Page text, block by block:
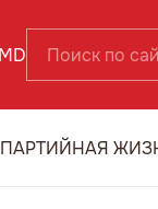
MD
ПАРТИЙНАЯ